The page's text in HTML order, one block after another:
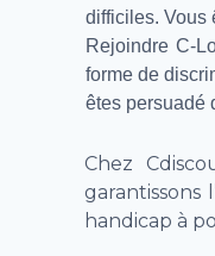
difficiles. Vous
Rejoindre C-
forme de
êtes persuadé
Chez
garantissons
handicap à